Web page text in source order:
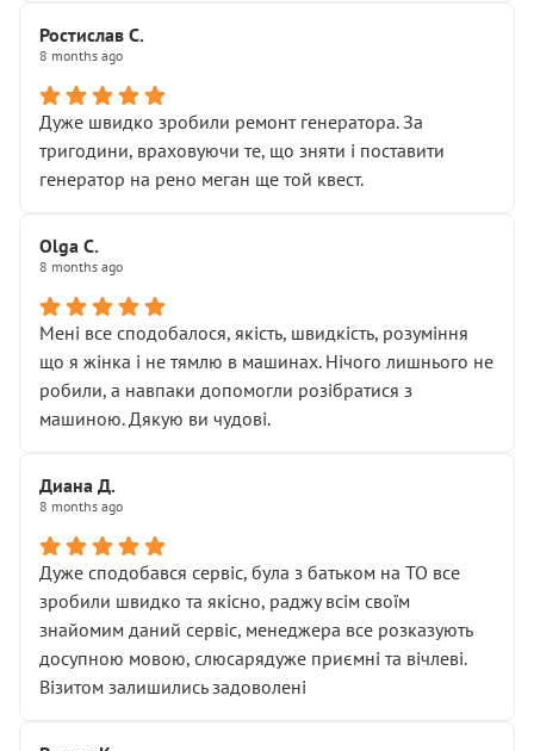
Хотілося б більше:
• належної уваги до авто
• прозорості в роботах і рахунках
• реальної діагностики, а не формального
“подивились і поїхав”
На жаль, складається враження, що сервіс працює не
Стосовно комунікації - все добре
звертатися до цього автосервісу.
Ростислав С.
8 months ago
Дуже швидко зробили ремонт генератора. За
тригодини, враховуючи те, що зняти і поставити
генератор на рено меган ще той квест.
Olga С.
8 months ago
Мені все сподобалося, якість, швидкість, розуміння
що я жінка і не тямлю в машинах. Нічого лишнього не
робили, а навпаки допомогли розібратися з
машиною. Дякую ви чудові.
Диана Д.
8 months ago
Дуже сподобався сервіс, була з батьком на ТО все
зробили швидко та якісно, раджу всім своїм
знайомим даний сервіс, менеджера все розказують
досупною мовою, слюсарядуже приємні та вічлеві.
Візитом залишились задоволені